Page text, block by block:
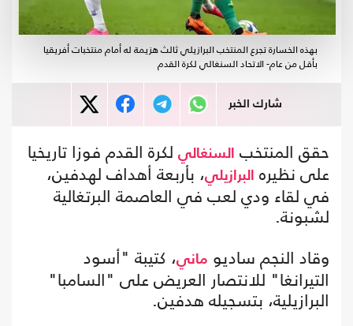
بهذه الخسارة تجرع المنتخب البرازيلي ثالث هزيمة له أمام منتخبات أفريقيا
بأقل من عام- الاتحاد السنغالي لكرة القدم
شارك الخبر
حقق المنتخب السنغالي لكرة القدم فوزا تاريخيا
على نظيره
البرازيلي، بأربعة أهداف لهدفين،
في لقاء ودي لعب في العاصمة البرتغالية
لشبونة.
وقاد النجم ساديو ماني، كتيبة "أسود
التيرانغا" للانتصار العريض على "السامبا"
البرازيلية، بتسجيله هدفين.